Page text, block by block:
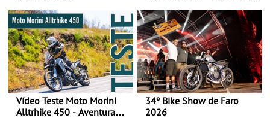
Vídeo Teste Moto Morini
Alltrhike 450 - Aventura
34º Bike Show de Faro
2026